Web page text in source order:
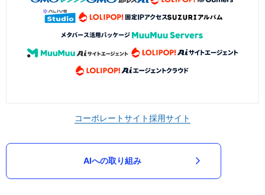
コーポレートサイト採用サイト
AIへの取り組み